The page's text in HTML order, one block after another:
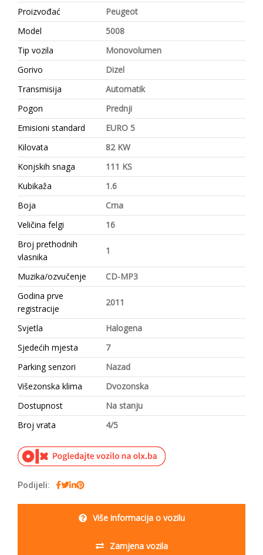
Proizvođać
Peugeot
Model
5008
Tip vozila
Monovolumen
Gorivo
Dizel
Transmisija
Automatik
Pogon
Prednji
Emisioni standard
EURO 5
Kilovata
82 KW
Konjskih snaga
111 KS
Kubikaža
1.6
Boja
Crna
Veličina felgi
16
Broj prethodnih
vlasnika
1
Muzika/ozvučenje
CD-MP3
Godina prve
registracije
2011
Svjetla
Halogena
Sjedećih mjesta
7
Parking senzori
Nazad
Višezonska klima
Dvozonska
Dostupnost
Na stanju
Broj vrata
4/5
Podijeli:
Više informacija o vozilu
Zamjena vozila